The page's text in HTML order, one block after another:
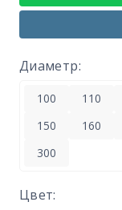
Диаметр:
100 110
150
160
300
Цвет: